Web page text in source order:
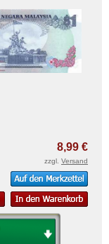
8,99 €
zzgl. Versand